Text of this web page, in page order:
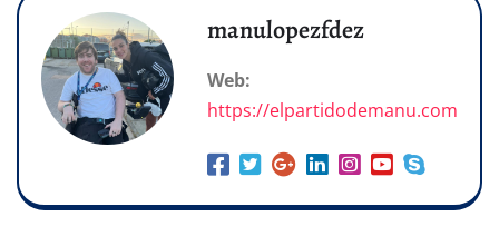
manulopezfdez
Web:
https://elpartidodemanu.com